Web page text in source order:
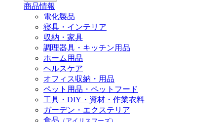
商品情報
電化製品
寝具・インテリア
収納・家具
調理器具・キッチン用品
ホーム用品
ヘルスケア
オフィス収納・用品
ペット用品・ペットフード
工具・DIY・資材・作業衣料
ガーデン・エクステリア
食品